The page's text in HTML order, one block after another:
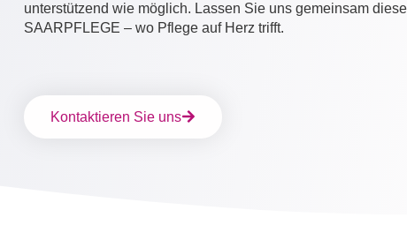
unterstützend wie möglich. Lassen Sie uns gemeinsam
SAARPFLEGE – wo Pflege auf Herz trifft.
Kontaktieren Sie uns